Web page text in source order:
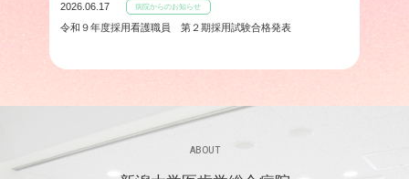
2026.06.17 病院からのお知らせ
令和９年度採用看護職員 第２期採用試験合格発表
ABOUT